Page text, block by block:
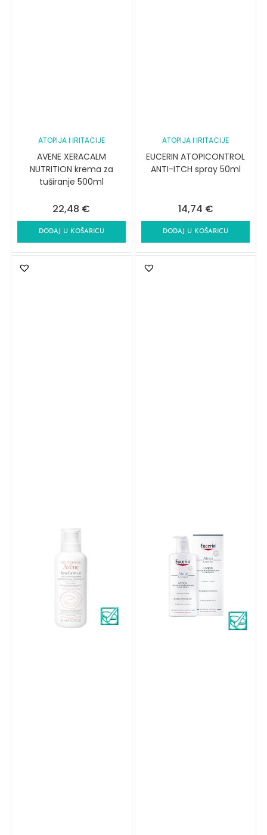
ATOPIJA I IRITACIJE
AVENE XERACALM
NUTRITION krema za
tuširanje 500ml
22,48 €
DODAJ U KOŠARICU
ATOPIJA I IRITACIJE
EUCERIN ATOPICONTROL
ANTI-ITCH spray 50ml
14,74 €
DODAJ U KOŠARICU